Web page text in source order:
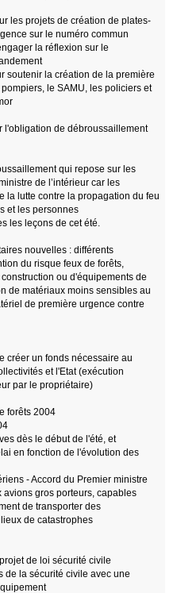
les projets de création de plates-
sur le numéro commun
la réflexion sur le
soutenir la création de la première
le SAMU, les policiers et
l'obligation de débroussaillement
qui repose sur les
de l’intérieur car les
la lutte contre la propagation du feu
et les personnes
les leçons de cet été.
nouvelles : différents
du risque feux de forêts,
ou d'équipements de
de matériaux moins sensibles au
de première urgence contre
créer un fonds nécessaire au
et l'Etat (exécution
par le propriétaire)
forêts 2004
dès le début de l'été, et
en fonction de l'évolution des
- Accord du Premier ministre
gros porteurs, capables
de transporter des
de catastrophes
de loi sécurité civile
de la sécurité civile avec une